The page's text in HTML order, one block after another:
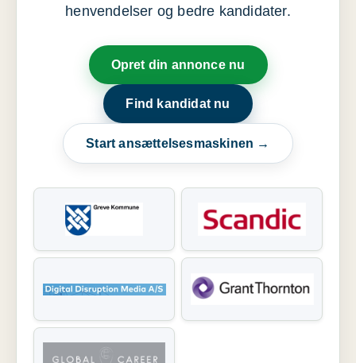
henvendelser og bedre kandidater.
Opret din annonce nu
Find kandidat nu
Start ansættelsesmaskinen →